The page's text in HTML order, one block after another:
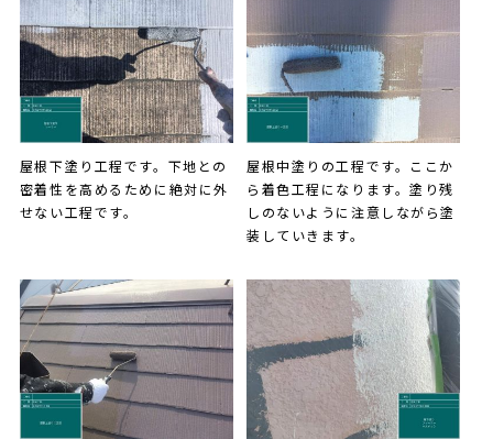
屋根下塗り工程です。下地との
密着性を高めるために絶対に外
せない工程です。
屋根中塗りの工程です。ここか
ら着色工程になります。塗り残
しのないように注意しながら塗
装していきます。